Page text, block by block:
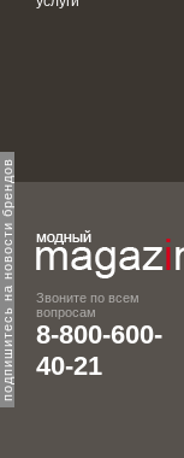
подпишитесь на новости брендов
Звоните по всем
вопросам
8-800-600-
40-21